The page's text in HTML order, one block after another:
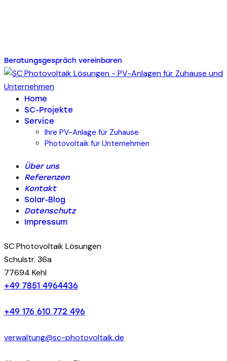
Beratungsgespräch vereinbaren
Home
SC-Projekte
Service
Ihre PV-Anlage für Zuhause
Photovoltaik für Unternehmen
Über uns
Referenzen
Kontakt
Solar-Blog
Datenschutz
Impressum
SC Photovoltaik Lösungen
Schulstr. 36a
77694 Kehl
+49 7851 4964436
+49 176 610 772 496
verwaltung@sc-photovoltaik.de